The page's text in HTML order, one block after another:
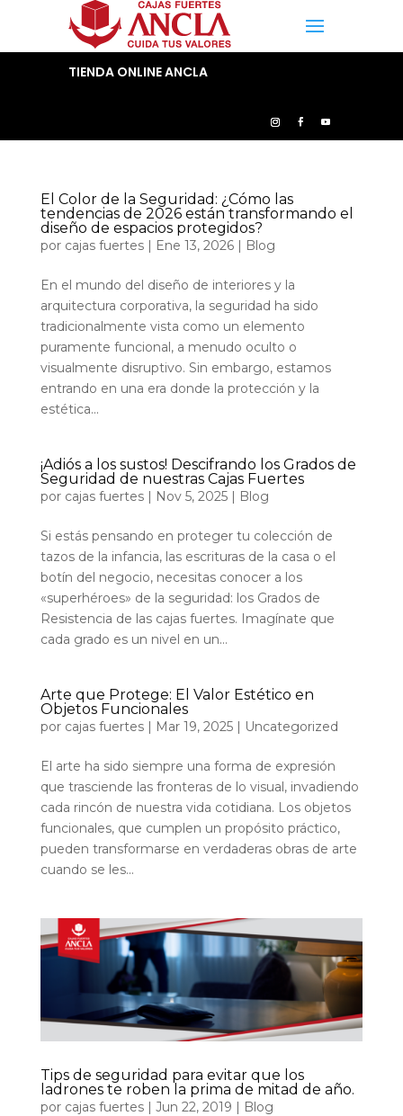
TIENDA ONLINE ANCLA
El Color de la Seguridad: ¿Cómo las
tendencias de 2026 están transformando el
diseño de espacios protegidos?
por cajas fuertes| Ene 13, 2026| Blog
En el mundo del diseño de interiores y la
arquitectura corporativa, la seguridad ha sido
tradicionalmente vista como un elemento
puramente funcional, a menudo oculto o
visualmente disruptivo. Sin embargo, estamos
entrando en una era donde la protección y la
estética...
¡Adiós a los sustos! Descifrando los Grados de
Seguridad de nuestras Cajas Fuertes
por cajas fuertes| Nov 5, 2025| Blog
Si estás pensando en proteger tu colección de
tazos de la infancia, las escrituras de la casa o el
botín del negocio, necesitas conocer a los
«superhéroes» de la seguridad: los Grados de
Resistencia de las cajas fuertes. Imagínate que
cada grado es un nivel en un...
Arte que Protege: El Valor Estético en
Objetos Funcionales
por cajas fuertes| Mar 19, 2025| Uncategorized
El arte ha sido siempre una forma de expresión
que trasciende las fronteras de lo visual, invadiendo
cada rincón de nuestra vida cotidiana. Los objetos
funcionales, que cumplen un propósito práctico,
pueden transformarse en verdaderas obras de arte
cuando se les...
Tips de seguridad para evitar que los
ladrones te roben la prima de mitad de año.
por cajas fuertes| Jun 22, 2019 | Blog